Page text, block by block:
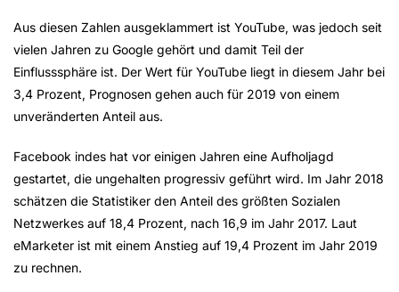
Aus diesen Zahlen ausgeklammert ist YouTube, was jedoch seit
vielen Jahren zu Google gehört und damit Teil der
Einflusssphäre ist. Der Wert für YouTube liegt in diesem Jahr bei
3,4 Prozent, Prognosen gehen auch für 2019 von einem
unveränderten Anteil aus.
Facebook indes hat vor einigen Jahren eine Aufholjagd
gestartet, die ungehalten progressiv geführt wird. Im Jahr 2018
schätzen die Statistiker den Anteil des größten Sozialen
Netzwerkes auf 18,4 Prozent, nach 16,9 im Jahr 2017. Laut
eMarketer ist mit einem Anstieg auf 19,4 Prozent im Jahr 2019
zu rechnen.